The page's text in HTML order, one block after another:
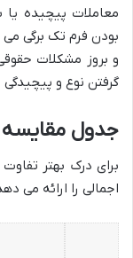
معاملات پیچیده یا
بودن فرم تک برگی
و بروز مشکلات
گرفتن نوع و
جدول مقایسه
برای درک بهتر
اجمالی را ارائه می